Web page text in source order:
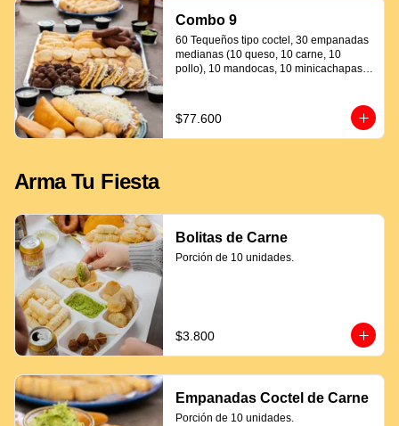
Combo 9
60 Tequeños tipo coctel, 30 empanadas
medianas (10 queso, 10 carne, 10
pollo), 10 mandocas, 10 minicachapas y
$77.600
Arma Tu Fiesta
Bolitas de Carne
Porción de 10 unidades.
$3.800
Empanadas Coctel de Carne
Porción de 10 unidades.